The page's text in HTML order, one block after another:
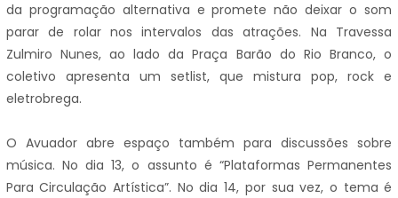
da programação alternativa e promete não deixar o som
parar de rolar nos intervalos das atrações. Na Travessa
Zulmiro Nunes, ao lado da Praça Barão do Rio Branco, o
coletivo apresenta um setlist, que mistura pop, rock e
eletrobrega.
O Avuador abre espaço também para discussões sobre
música. No dia 13, o assunto é “Plataformas Permanentes
Para Circulação Artística”. No dia 14, por sua vez, o tema é